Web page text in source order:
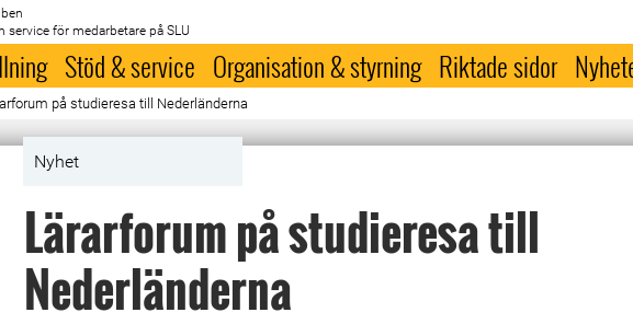
service för medarbetare på SLU
Stöd & service Organisation & styrning Riktade sidor
på studieresa till Nederländerna
Nyhet
Lärarforum på studieresa till
Nederländerna